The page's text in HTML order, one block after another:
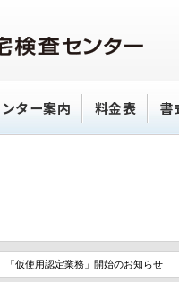
ター案内 料金表 書
「仮使用認定業務」開始のお知らせ